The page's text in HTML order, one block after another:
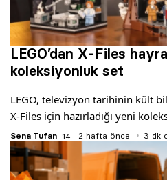
LEGO’dan X-Files
koleksiyonluk set
LEGO, televizyon tarihinin kült
X-Files için hazırladığı yeni
Sena Tufan 2 hafta önce 3 dk